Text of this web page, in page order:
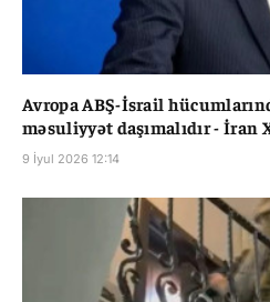
Avropa ABŞ-İsrail
məsuliyyət daşımalıdır - İran
9 İyul 2026 12:14